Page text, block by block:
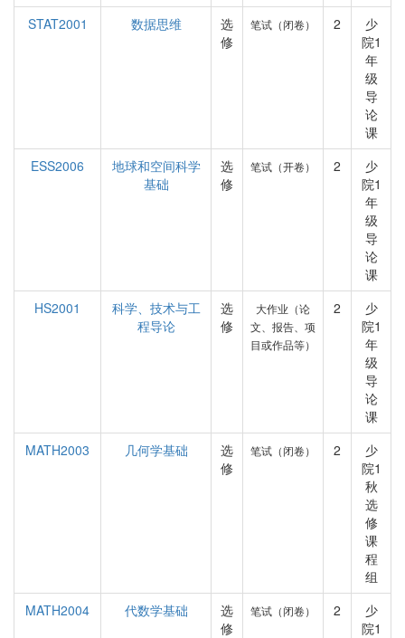
STAT2001
数据思维
选
修
笔试（闭卷） 2
少
院1
年
级
导
论
课
ESS2006
地球和空间科学
基础
选
修
笔试（开卷） 2
少
院1
年
级
导
论
课
HS2001
科学、技术与工
程导论
选
修
大作业（论
文、报告、项
目或作品等）
2
少
院1
年
级
导
论
课
MATH2003
几何学基础
选
修
笔试（闭卷） 2
少
院1
秋
选
修
课
程
组
MATH2004
代数学基础
选
修
笔试（闭卷） 2
少
院1